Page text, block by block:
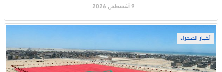
9 أغسطس 2026
أخبار الصحراء